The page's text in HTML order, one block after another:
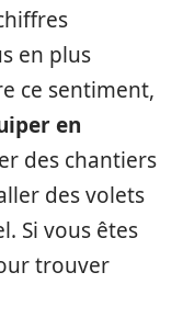
en plus
ce sentiment,
en
des chantiers
des volets
Si vous êtes
trouver